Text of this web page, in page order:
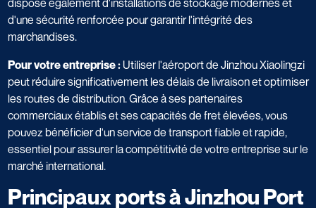
d'une sécurité renforcée pour garantir l'intégrité des
marchandises.
Pour votre entreprise :Utiliser l'aéroport de Jinzhou Xiaolingzi
peut réduire significativement les délais de livraison et optimiser
les routes de distribution. Grâce à ses partenaires
commerciaux établis et ses capacités de fret élevées, vous
pouvez bénéficier d'un service de transport fiable et rapide,
essentiel pour assurer la compétitivité de votre entreprise sur le
marché international.
Principaux ports à Jinzhou Port